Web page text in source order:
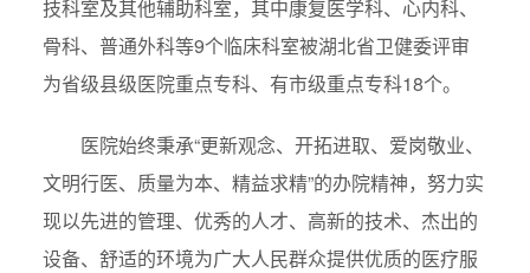
技科室及其他辅助科室，其中康复医学科、心内科、
骨科、普通外科等9个临床科室被湖北省卫健委评审
为省级县级医院重点专科、有市级重点专科18个。
医院始终秉承“更新观念、开拓进取、爱岗敬业、
文明行医、质量为本、精益求精”的办院精神，努力实
现以先进的管理、优秀的人才、高新的技术、杰出的
设备、舒适的环境为广大人民群众提供优质的医疗服